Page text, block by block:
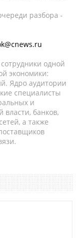
разбора -
одной
экономики:
Ядро аудитории
специалисты
и
власти, банков,
а также